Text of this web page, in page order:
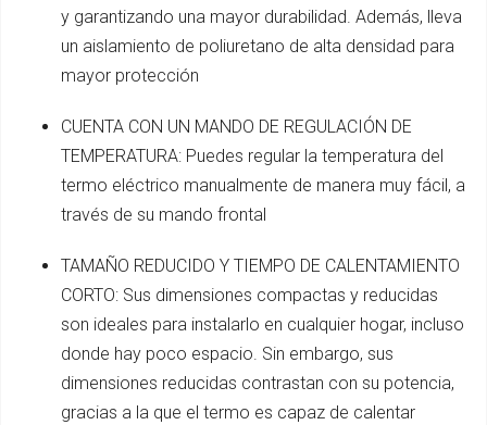
y garantizando una mayor durabilidad. Además, lleva
un aislamiento de poliuretano de alta densidad para
mayor protección
CUENTA CON UN MANDO DE REGULACIÓN DE
TEMPERATURA: Puedes regular la temperatura del
termo eléctrico manualmente de manera muy fácil, a
través de su mando frontal
TAMAÑO REDUCIDO Y TIEMPO DE CALENTAMIENTO
CORTO: Sus dimensiones compactas y reducidas
son ideales para instalarlo en cualquier hogar, incluso
donde hay poco espacio. Sin embargo, sus
dimensiones reducidas contrastan con su potencia,
gracias a la que el termo es capaz de calentar